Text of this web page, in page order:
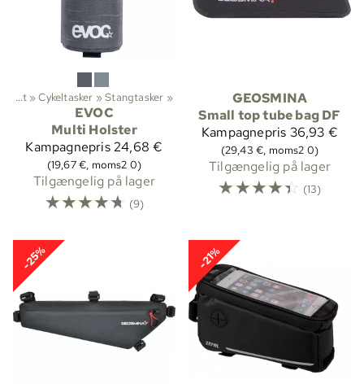
Cykelsport ‪»Cykeltasker ‪»Stangtasker ‪»
EVOC
Multi Holster
Kampagnepris24,68 €
(19,67 €, moms2 0)
Tilgængelig på lager
☆☆☆☆☆ (9)
GEOSMINA
Small top tube bag DF
Kampagnepris 36,93 €
(29,43 €, moms2 0)
Tilgængelig på lager
☆☆☆☆☆ (13)
-25% -21%